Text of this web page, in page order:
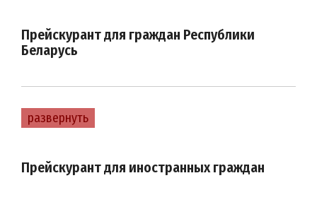
Прейскурант для граждан Республики
Беларусь
развернуть
Прейскурант для иностранных граждан